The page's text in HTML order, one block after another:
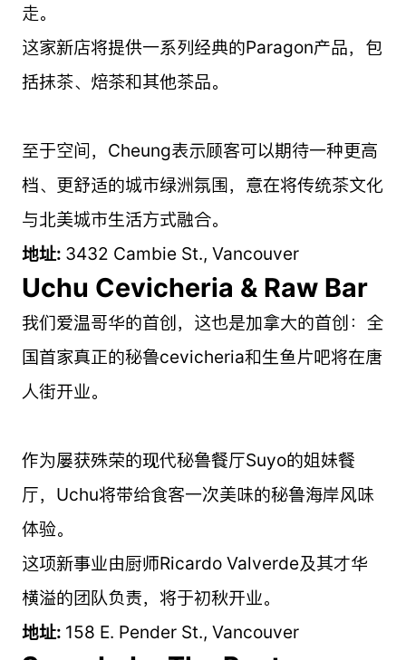
走。
这家新店将提供一系列经典的Paragon产品，包
括抹茶、焙茶和其他茶品。
至于空间，Cheung表示顾客可以期待一种更高
档、更舒适的城市绿洲氛围，意在将传统茶文化
与北美城市生活方式融合。
地址: 3432 Cambie St., Vancouver
Uchu Cevicheria & Raw Bar
我们爱温哥华的首创，这也是加拿大的首创：全
国首家真正的秘鲁cevicheria和生鱼片吧将在唐
人街开业。
作为屡获殊荣的现代秘鲁餐厅Suyo的姐妹餐
厅，Uchu将带给食客一次美味的秘鲁海岸风味
体验。
这项新事业由厨师Ricardo Valverde及其才华
横溢的团队负责，将于初秋开业。
地址: 158 E. Pender St., Vancouver